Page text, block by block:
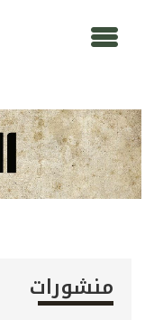
منشورات